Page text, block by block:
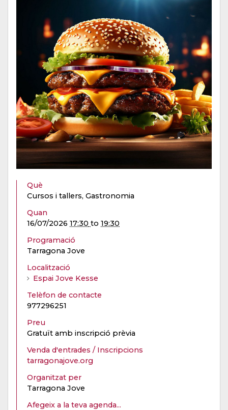
Què
Cursos i tallers, Gastronomia
Quan
16/07/2026 17:30 to 19:30
Programació
Tarragona Jove
Localització
Espai Jove Kesse
Telèfon de contacte
977296251
Preu
Gratuït amb inscripció prèvia
Venda d'entrades / Inscripcions
tarragonajove.org
Organitzat per
Tarragona Jove
Afegeix a la teva agenda...